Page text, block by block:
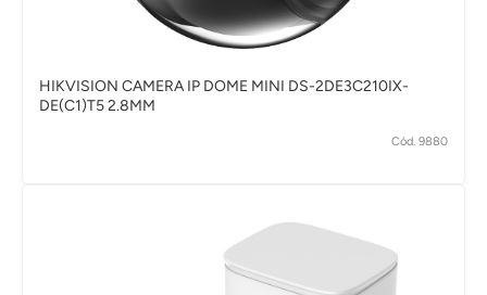
HIKVISION CAMERA IP DOME MINI DS-2DE3C210IX-
DE(C1)T5 2.8MM
Cód. 9880